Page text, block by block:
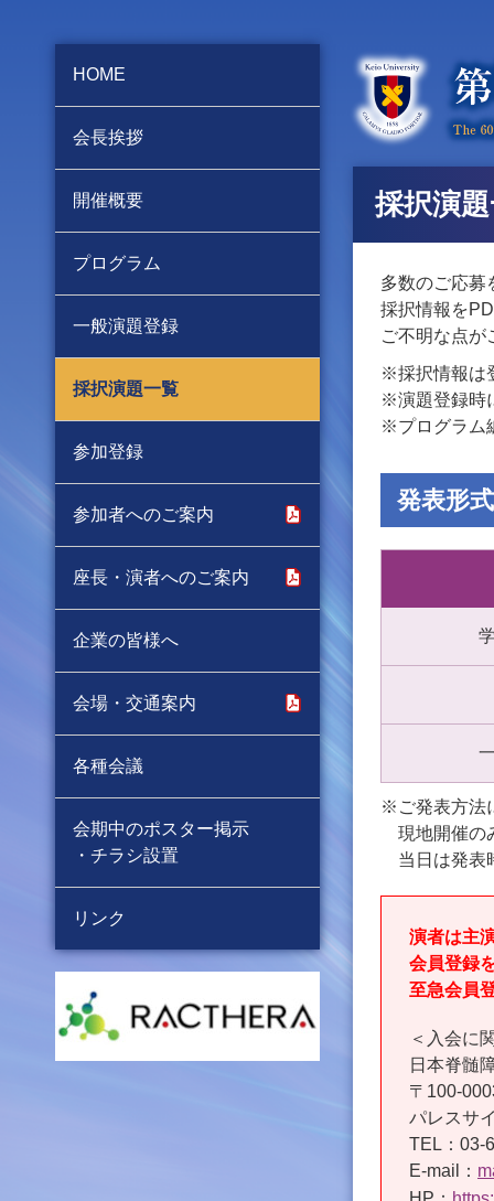
HOME
会長挨拶
開催概要
プログラム
一般演題登録
採択演題一覧
参加登録
参加者へのご案内
座長・演者へのご案内
企業の皆様へ
会場・交通案内
各種会議
会期中のポスター掲示
・チラシ設置
リンク
採択演
多数のご応募
採択情報を
ご不明な点が
※採択情報は
※演題登録時
※プログラム
発表形式
※ご発表方法
現地開催の
当日は発表
演者は主
会員登録
至急会員
＜入会に
日本脊髄
〒100-
パレスサ
TEL：03-
E-mail：